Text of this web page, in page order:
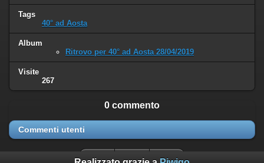
Tags
40° ad Aosta
Album
Ritrovo per 40° ad Aosta 28/04/2019
Visite
267
0 commento
Commenti utenti